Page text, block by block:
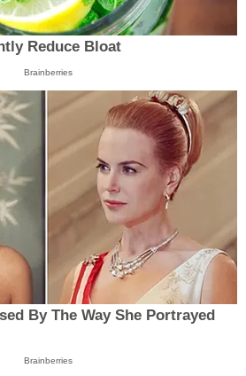
Reduce Bloat
Brainberries
By The Way She Portrayed
Brainberries